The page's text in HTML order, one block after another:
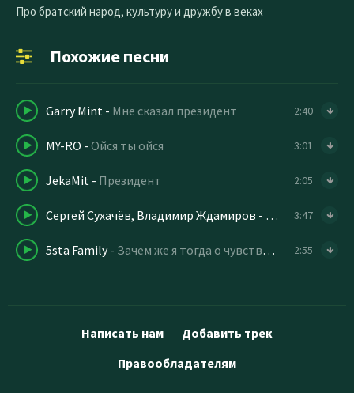
Про братский народ, культуру и дружбу в веках
Похожие песни
Garry Mint - Мне сказал президент 2:40
MY-RO - Ойся ты ойся 3:01
JekaMit - Президент 2:05
Сергей Сухачёв, Владимир Ждамиров - Пайка хлеба
3:47
5sta Family- Зачем же я тогда о чувствах солгала (speed up) 2:55
Написать нам
Добавить трек
Правообладателям